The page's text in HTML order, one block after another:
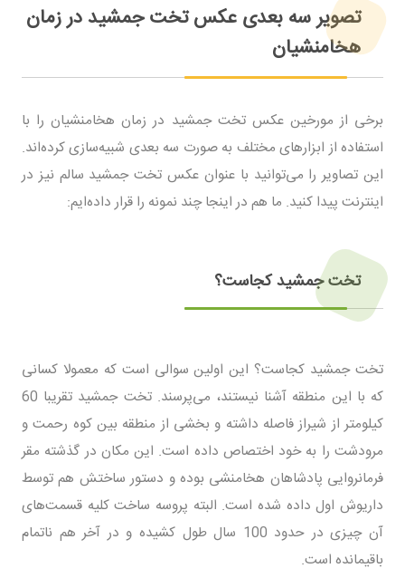
تصویر سه بعدی عکس تخت جمشید در زمان
هخامنشیان
برخی از مورخین عکس تخت جمشید در زمان هخامنشیان را با
استفاده از ابزارهای مختلف به صورت سه بعدی شبیه‌سازی کرده‌اند.
این تصاویر را می‌توانید با عنوان عکس تخت جمشید سالم نیز در
اینترنت پیدا کنید. ما هم در اینجا چند نمونه را قرار داده‌ایم:
تخت جمشید کجاست؟
تخت جمشید کجاست؟ این اولین سوالی است که معمولا کسانی
که با این منطقه آشنا نیستند، می‌پرسند. تخت جمشید تقریبا 60
کیلومتر از شیراز فاصله داشته و بخشی از منطقه‌ بین کوه رحمت و
مرودشت را به خود اختصاص داده است. این مکان در گذشته مقر
فرمانروایی پادشاهان هخامنشی بوده و دستور ساختش هم توسط
داریوش اول داده شده است. البته پروسه ساخت کلیه قسمت‌های
آن چیزی در حدود 100 سال طول کشیده و در آخر هم ناتمام
باقیمانده است.